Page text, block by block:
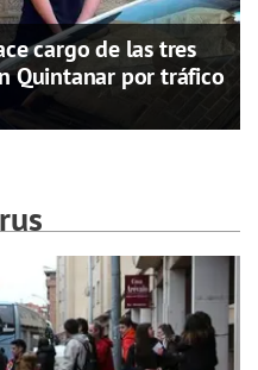
cargo de las tres
Quintanar por tráfico